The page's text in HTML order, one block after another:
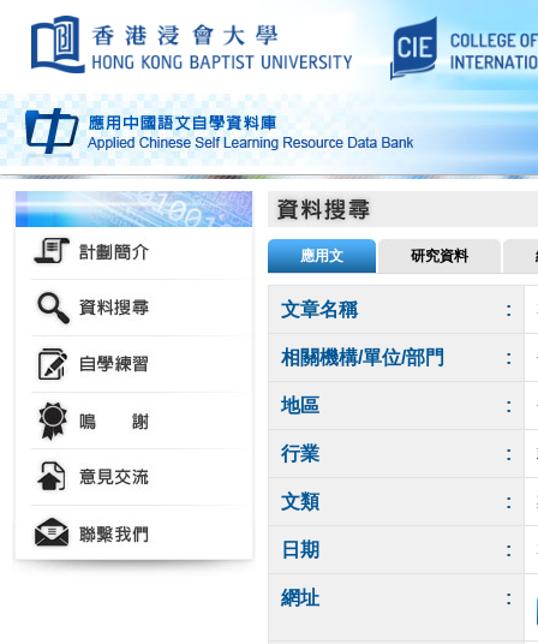
應用文 研究資料
文章名稱 :
相關機構/單位/部門 :
地區 :
行業 :
文類 :
日期 :
網址 :